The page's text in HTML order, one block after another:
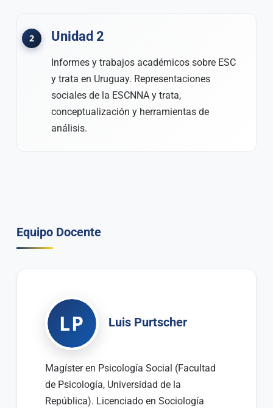
Unidad 2
Informes y trabajos académicos sobre ESC
y trata en Uruguay. Representaciones
sociales de la ESCNNA y trata,
conceptualización y herramientas de
análisis.
Equipo Docente
LP Luis Purtscher
Magíster en Psicología Social (Facultad
de Psicología, Universidad de la
República). Licenciado en Sociología